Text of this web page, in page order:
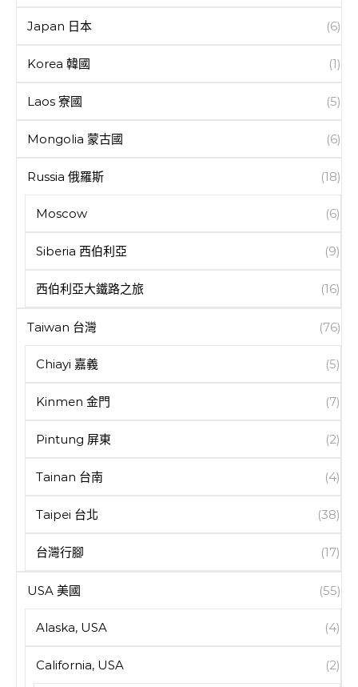
Japan 日本 (6)
Korea 韓國 (1)
Laos 寮國 (5)
Mongolia 蒙古國 (6)
Russia 俄羅斯 (18)
Moscow (6)
Siberia 西伯利亞 (9)
西伯利亞大鐵路之旅 (16)
Taiwan 台灣 (76)
Chiayi 嘉義 (5)
Kinmen 金門 (7)
Pintung 屏東 (2)
Tainan 台南 (4)
Taipei 台北 (38)
台灣行腳 (17)
USA 美國 (55)
Alaska, USA (4)
California, USA (2)